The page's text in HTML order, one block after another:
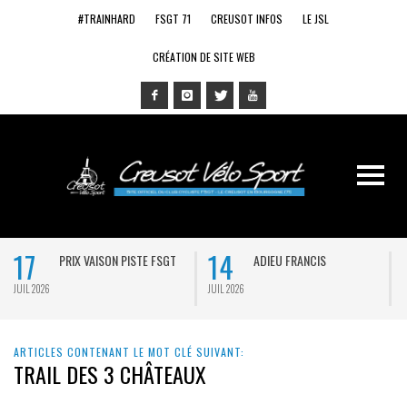
#TRAINHARD FSGT 71 CREUSOT INFOS LE JSL
CRÉATION DE SITE WEB
17
JUIL 2026
PRIX VAISON PISTE FSGT 14
JUIL 2026
ADIEU FRANCIS
ARTICLES CONTENANT LE MOT CLÉ SUIVANT:
TRAIL DES 3 CHÂTEAUX